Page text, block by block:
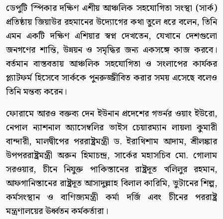
ডেপুটি স্পিকার দক্ষিণ এশীয় আঞ্চলিক সহযোগিতা সংস্থা (সার্ক)
প্রতিষ্ঠায় জিয়াউর রহমানের উদ্যোগের কথা তুলে ধরে বলেন, তিনি
এমন একটি দক্ষিণ এশিয়ার স্বপ্ন দেখতেন, যেখানে দেশগুলো
জনগণের শান্তি, উন্নয়ন ও সমৃদ্ধির জন্য একসঙ্গে কাজ করবে।
বর্তমান বাস্তবতায় আঞ্চলিক সহযোগিতা ও সংলাপের কার্যকর
প্ল্যাটফর্ম হিসেবে সার্ককে পুনরুজ্জীবিত করার সময় এসেছে বলেও
তিনি মন্তব্য করেন।
ফোরামে আরও বক্তব্য দেন ইউনান প্রদেশের গভর্নর ওয়াং ইউরো,
নেপাল ন্যাশনাল অ্যাসেম্বলির ভাইস চেয়ারম্যান লায়লা কুমারী
বান্দারী, মালদ্বীপের পররাষ্ট্রমন্ত্রী ড. ইরাথিশাম আদাম, শ্রীলঙ্কার
উপপররাষ্ট্রমন্ত্রী অরুন হিমাচন্দ্র, সার্কের মহাসচিব মো. গোলাম
সরওয়ার, চীনে নিযুক্ত পাকিস্তানের রাষ্ট্রদূত খলিলুর রহমান,
আফগানিস্তানের রাষ্ট্রদূত আসাদুল্লাহ বিলাল কারিমি, ভুটানের শিল্প,
কর্মসংস্থান ও বাণিজ্যমন্ত্রী কর্মা দর্জি এবং চীনের পররাষ্ট্র
মন্ত্রণালয়ের ঊর্ধ্বতন কর্মকর্তারা।